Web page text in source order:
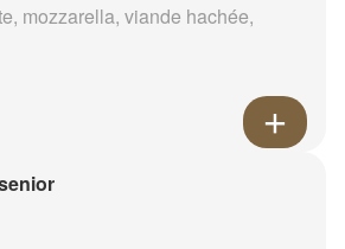
mozzarella, viande hachée,